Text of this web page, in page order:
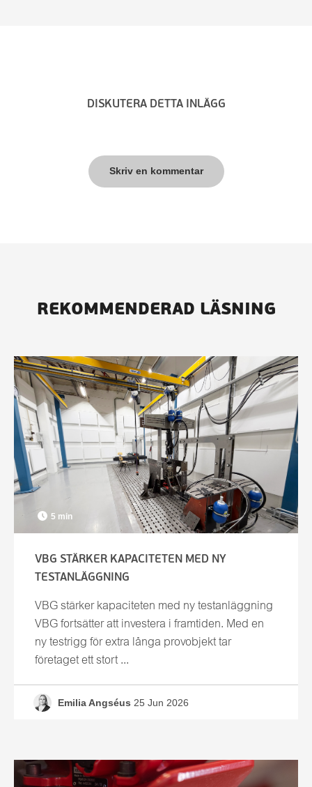
DISKUTERA DETTA INLÄGG
Skriv en kommentar
REKOMMENDERAD LÄSNING
5 min
VBG STÄRKER KAPACITETEN MED NY
TESTANLÄGGNING
VBG stärker kapaciteten med ny testanläggning
VBG fortsätter att investera i framtiden. Med en
ny testrigg för extra långa provobjekt tar
företaget ett stort ...
Emilia Angséus 25 Jun 2026